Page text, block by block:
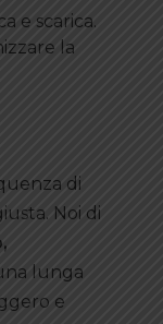
e scarica.
la
di
Noi di
lunga
e